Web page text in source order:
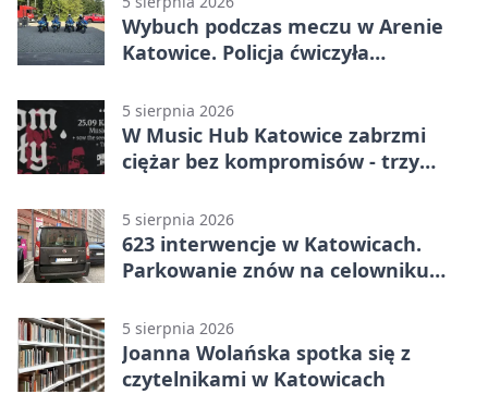
Wybuch podczas meczu w Arenie
Katowice. Policja ćwiczyła
5 sierpnia 2026
W Music Hub Katowice zabrzmi
ciężar bez kompromisów - trzy
5 sierpnia 2026
623 interwencje w Katowicach.
Parkowanie znów na celowniku
5 sierpnia 2026
Joanna Wolańska spotka się z
czytelnikami w Katowicach